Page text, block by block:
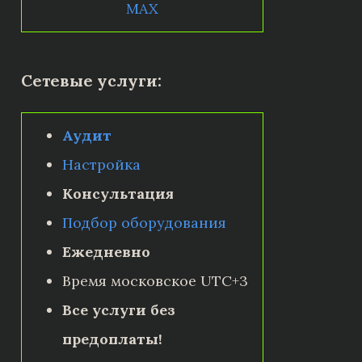
MAX
Сетевые услуги:
Аудит
Настройка
Консультация
Подбор оборудования
Ежедневно
Время московское UTC+3
Все услуги без
предоплаты!